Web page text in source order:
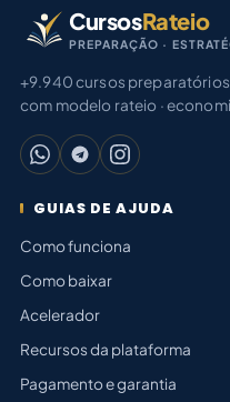
CursosRateio
PREPARAÇÃO ·
+9.940 cursos
com modelo rateio ·
GUIAS DE AJUDA
Como funciona
Como baixar
Acelerador
Recursos da plataforma
Pagamento e garantia